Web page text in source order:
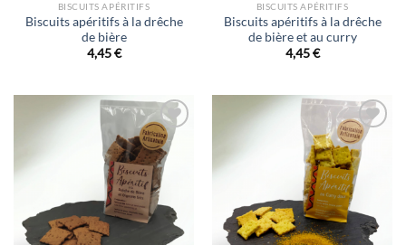
BISCUITS APÉRITIFS
Biscuits apéritifs à la drêche
de bière
4,45€
BISCUITS APÉRITIFS
Biscuits apéritifs à la drêche
de bière et au curry
4,45€
Ajouter
à la liste
d’envies
Ajouter
à la liste
d’envies